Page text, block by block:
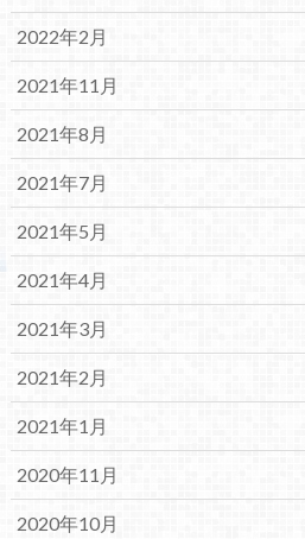
2022年2月
2021年11月
2021年8月
2021年7月
2021年5月
2021年4月
2021年3月
2021年2月
2021年1月
2020年11月
2020年10月